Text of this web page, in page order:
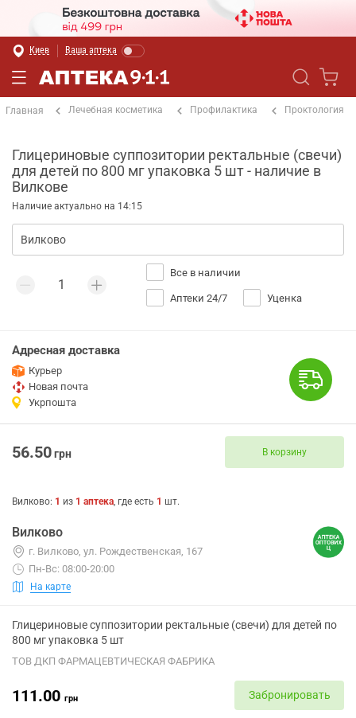
Киев Ваша аптека
Главная Лечебная косметика Профилактика Проктология
Глицериновые суппозитории ректальные (свечи)
для детей по 800 мг упаковка 5 шт - наличие в
Вилкове
Наличие актуально на 14:15
Все в наличии
Аптеки 24/7 Уценка
Адресная доставка
Курьер
Новая почта
Укрпошта
56.50грн В корзину
Вилково: 1 из 1 аптека, где есть 1 шт.
Вилково
г. Вилково, ул. Рождественская, 167
Пн-Вс: 08:00-20:00
На карте
Глицериновые суппозитории ректальные (свечи) для детей по
800 мг упаковка 5 шт
ТОВ ДКП ФАРМАЦЕВТИЧЕСКАЯ ФАБРИКА
111.00 грн Забронировать